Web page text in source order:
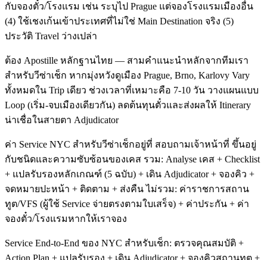
กับจองตั๋ว/โรงแรม เช่น ระบุไป Prague แต่จองโรงแรมเมืองอื่น
(4) ใช้เชงเก้นเข้าประเทศที่ไม่ใช่ Main Destination จริง (5)
ประวัติ Travel ว่างเปล่า
ต้อง Apostille หลักฐานไทย — สามคำแนะนำหลักจากทีมเรา
สำหรับวีซ่าเช็ก หากมุ่งหวังดูเมือง Prague, Brno, Karlovy Vary
ทั้งหมดใน Trip เดียว ช่วงเวลาที่เหมาะคือ 7-10 วัน วางแผนแบบ
Loop (เริ่ม-จบเมืองเดียวกัน) ลดต้นทุนตั๋วและส่งผลให้ Itinerary
น่าเชื่อในสายตา Adjudicator
ค่า Service NYC สำหรับวีซ่าเช็กอยู่ที่ สอบถามเจ้าหน้าที่ ขึ้นอยู่
กับชนิดและความซับซ้อนของเคส รวม: Analyse เคส + Checklist
+ แปลรับรองหลักเกณฑ์ (5 ฉบับ) + เดิน Adjudicator + จองคิว +
จดหมายปะหน้า + ติดตาม + ส่งคืน ไม่รวม: ค่าราชการสถาน
ทูต/VFS (ผู้ใช้ Service จ่ายตรงตามใบเสร็จ) + ค่าประกัน + ค่า
จองตั๋ว/โรงแรมหากให้เราจอง
Service End-to-End ของ NYC สำหรับเช็ก: ตรวจคุณสมบัติ +
Action Plan + แปลรับรอง + เดิน Adjudicator + จองคิวสถานทูต +